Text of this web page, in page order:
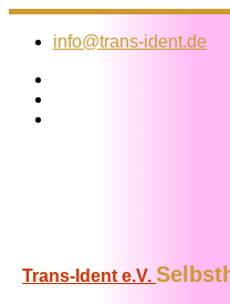
Zum
Inhalt
info@trans-ident.de
Trans-Ident e.V.